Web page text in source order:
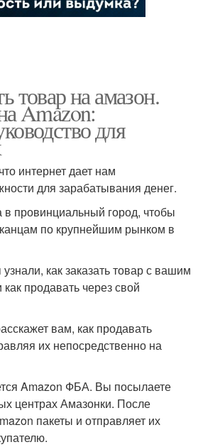
товар на амазон.
Amazon:
для
интернет дает нам
для зарабатывания денег.
провинциальный город, чтобы
по крупнейшим рынком в
как заказать товар с вашим
продавать через свой
вам, как продавать
их непосредственно на
Amazon ФБА. Вы посылаете
центрах Амазонки. После
пакеты и отправляет их